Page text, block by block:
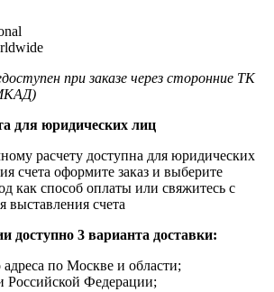
при заказе через сторонние ТК
для юридических лиц
расчету доступна для юридических
счета оформите заказ и выберите
как способ оплаты или свяжитесь с
выставления счета
доступно 3 варианта доставки:
адреса по Москве и области;
Российской Федерации;